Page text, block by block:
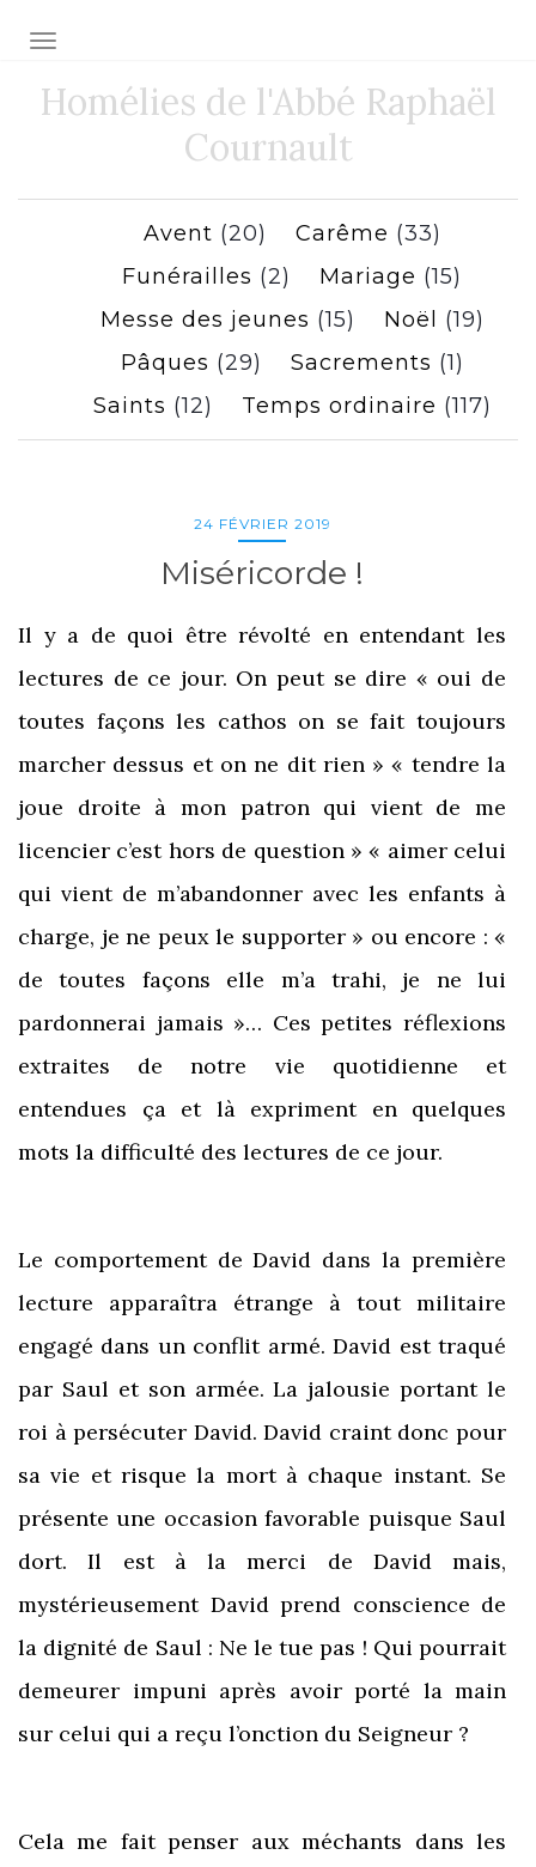
Toggle navigation
Homélies de l'Abbé Raphaël
Cournault
Avent (20) Carême (33)
Funérailles (2) Mariage (15)
Messe des jeunes (15) Noël
(19)
Pâques (29) Sacrements (1)
Saints (12) Temps ordinaire (117)
24 FÉVRIER 2019
Miséricorde !
Il y a de quoi être révolté en entendant les
lectures de ce jour. On peut se dire « oui de
toutes façons les cathos on se fait toujours
marcher dessus et on ne dit rien » « tendre la
joue droite à mon patron qui vient de me
licencier c’est hors de question » « aimer celui
qui vient de m’abandonner avec les enfants à
charge, je ne peux le supporter » ou encore : «
de toutes façons elle m’a trahi, je ne lui
pardonnerai jamais »… Ces petites réflexions
extraites de notre vie quotidienne et
entendues ça et là expriment en quelques
mots la difficulté des lectures de ce jour.
Le comportement de David dans la première
lecture apparaîtra étrange à tout militaire
engagé dans un conflit armé. David est traqué
par Saul et son armée. La jalousie portant le
roi à persécuter David. David craint donc pour
sa vie et risque la mort à chaque instant. Se
présente une occasion favorable puisque Saul
dort. Il est à la merci de David mais,
mystérieusement David prend conscience de
la dignité de Saul : Ne le tue pas ! Qui pourrait
demeurer impuni après avoir porté la main
sur celui qui a reçu l’onction du Seigneur ?
Cela me fait penser aux méchants dans les